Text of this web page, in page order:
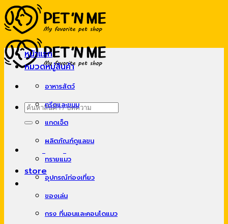
Skip
to
content
ค้นหา:
store
หน้าแรก
หมวดหมู่สินค้า
อาหารสัตว์
ทรีตและขนม
แกดเจ็ต
ผลิตภัณฑ์ดูแลขน
ทรายแมว
อุปกรณ์ท่องเที่ยว
ของเล่น
กรง ที่นอนและคอนโดแมว